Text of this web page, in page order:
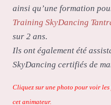
ainsi qu’une formation
Training SkyDancing
sur 2 ans.
Ils ont également été
SkyDancing certifiés de
Cliquez sur une photo pour voir
cet animateur.